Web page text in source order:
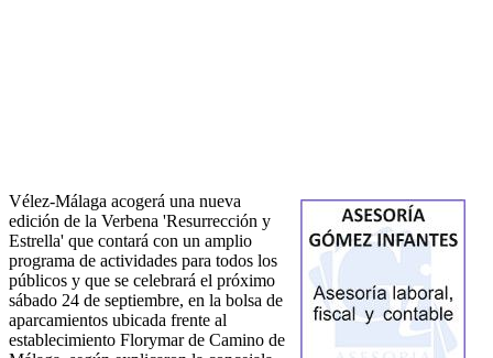
Vélez-Málaga acogerá una nueva
edición de la Verbena 'Resurrección y
Estrella' que contará con un amplio
programa de actividades para todos los
públicos y que se celebrará el próximo
sábado 24 de septiembre, en la bolsa de
aparcamientos ubicada frente al
establecimiento Florymar de Camino de